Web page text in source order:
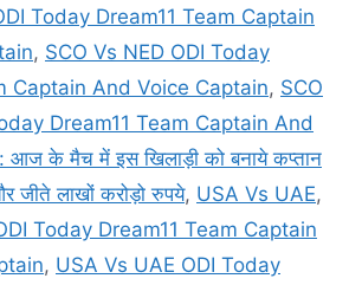
Today Dream11 Team Captain
, SCO Vs NED ODI Today
Captain And Voice Captain, SCO
Dream11 Team Captain And
के मैच में इस खिलाड़ी को बनाये कप्तान
जीते लाखों करोड़ो रुपये, USA Vs UAE,
Today Dream11 Team Captain
, USA Vs UAE ODI Today